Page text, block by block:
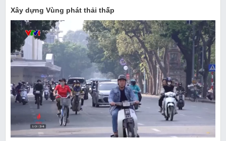
Xây dựng Vùng phát thải thấp